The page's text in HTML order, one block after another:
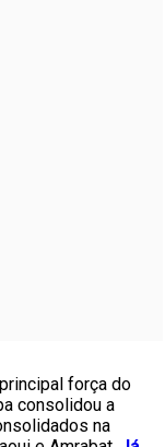
força do
consolidou a
na